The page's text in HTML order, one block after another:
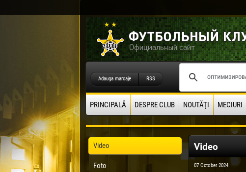
Adauga marcaje RSS
PRINCIPALĂ DESPRE CLUB NOUTĂŢI MECIURI
Video
Foto
Video
07 October 2024